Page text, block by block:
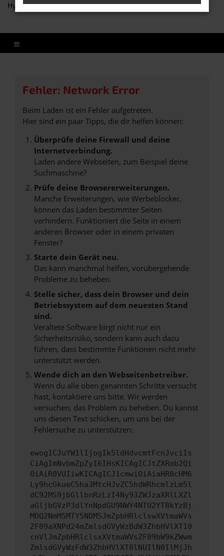
Hyundai NEXO Gebrauchtwagen der Extraklasse.
Fehler: Network Error
Beim Laden ist ein Fehler aufgetreten.
Hier sind ein paar Tipps, die dir helfen können:
Überprüfe deine Firewall und deine
Internetverbindung.
Laden andere Webseiten, zum Beispiel deine
Suchmaschine?
Prüfe deine Browsererweiterungen.
Manche Erweiterungen, wie Werbeblocker,
können das Laden bestimmter Seiten
verhindern. Funktioniert die Seite in einem
anderen Browser oder in einem privaten
Fenster?
Starte dein Gerät neu.
Das kann manchmal helfen, vorübergehende
Probleme zu beheben.
Stelle sicher, dass dein Browser und dein
Betriebssystem auf dem neuesten Stand
sind.
Veraltete Software birgt nicht nur ein
Sicherheitsrisiko, sondern kann auch dazu
führen, dass bestimmte Funktionen nicht mehr
unterstützt werden.
Wende dich an den Webseitenbetreiber.
Wenn du alle oben genannten Schritte versucht
hast, kontaktiere uns bitte. Wir werden
versuchen, das Problem zu beheben. Du kannst
uns diesen Text schicken, um uns bei der
Fehlersuche zu unterstützen:
ewogICJuYW1lIjogIk5ldHdvcmtFcnJvciIs
CiAgImNvbmZpZyI6IHsKICAgICJtZXRob2Qi
OiAiR0VUIiwKICAgICJ1cmwiOiAiaHR0cHM6
Ly9hcGkueC5ha3MtcHJvZC5hdWRhcmlzLm5l
dC92MS9jbGllbnRzLzI4Ny93ZWJzaXRlLXZl
aGljbGVzP3dlYnNpdGU9NWY4NTU2YTBkYzBj
MDQ2NmM5MTY5NDM5JmZpbHRlclswXVtmaWVs
ZF09aXNPd24mZmlsdGVyWzBdW3ZhbHVlXT10
cnVlJmZpbHRlclsxXVtmaWVsZF09bW9kZWwm
ZmlsdGVyWzFdW3ZhbHVlXT0lNUIlN0IlMjJh